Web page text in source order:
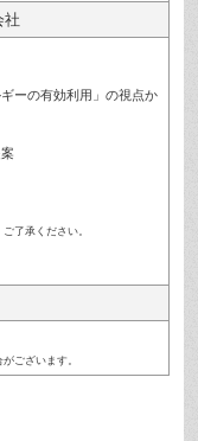
社
ーの有効利用」の視点か
了承ください。
ございます。